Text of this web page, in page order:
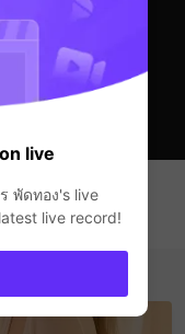
live
พัดทอง's live
live record!